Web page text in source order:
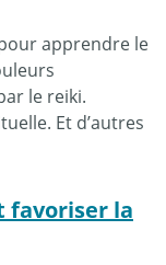
apprendre le
le reiki.
Et d’autres
favoriser la